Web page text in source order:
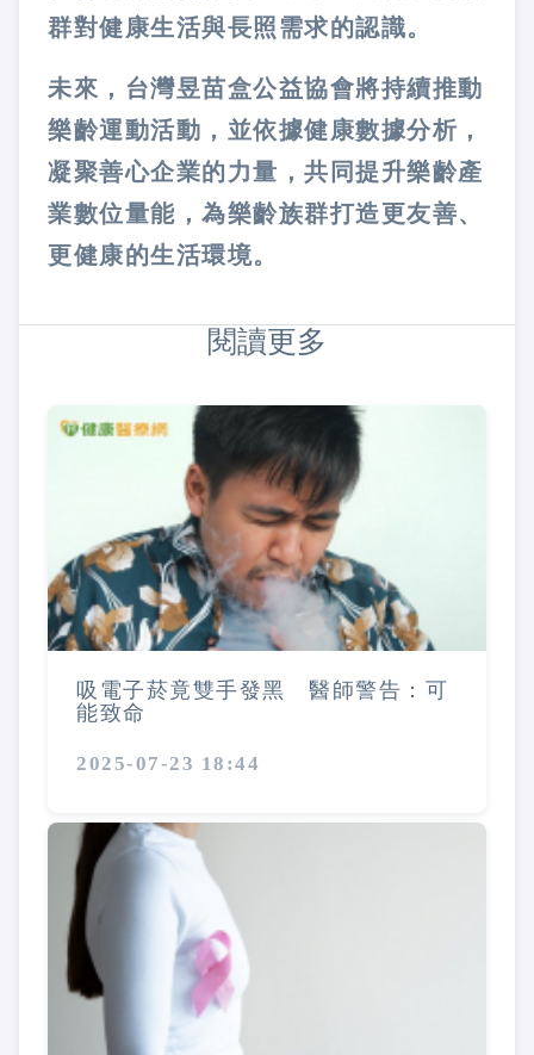
群對健康生活與長照需求的認識。
未來，台灣昱苗盒公益協會將持續推動
樂齡運動活動，並依據健康數據分析，
凝聚善心企業的力量，共同提升樂齡產
業數位量能，為樂齡族群打造更友善、
更健康的生活環境。
閱讀更多
吸電子菸竟雙手發黑 醫師警告：可
能致命
2025-07-23 18:44